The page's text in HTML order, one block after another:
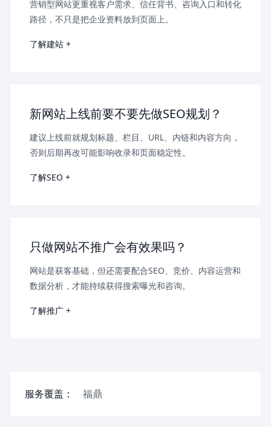
营销型网站更重视客户需求、信任背书、咨询入口和转化
路径，不只是把企业资料放到页面上。
了解建站 +
新网站上线前要不要先做SEO规划？
建议上线前就规划标题、栏目、URL、内链和内容方向，
否则后期再改可能影响收录和页面稳定性。
了解SEO +
只做网站不推广会有效果吗？
网站是获客基础，但还需要配合SEO、竞价、内容运营和
数据分析，才能持续获得搜索曝光和咨询。
了解推广 +
服务覆盖： 福鼎